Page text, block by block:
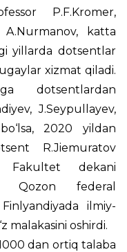
P.F.Kromer,
katta
yillarda dotsentlar
xizmat qiladi.
dotsentlardan
J.Seypullayev,
2020 yildan
R.Jiemuratov
Fakultet dekani
Qozon federal
ilmiy-
malakasini oshirdi.
dan ortiq talaba